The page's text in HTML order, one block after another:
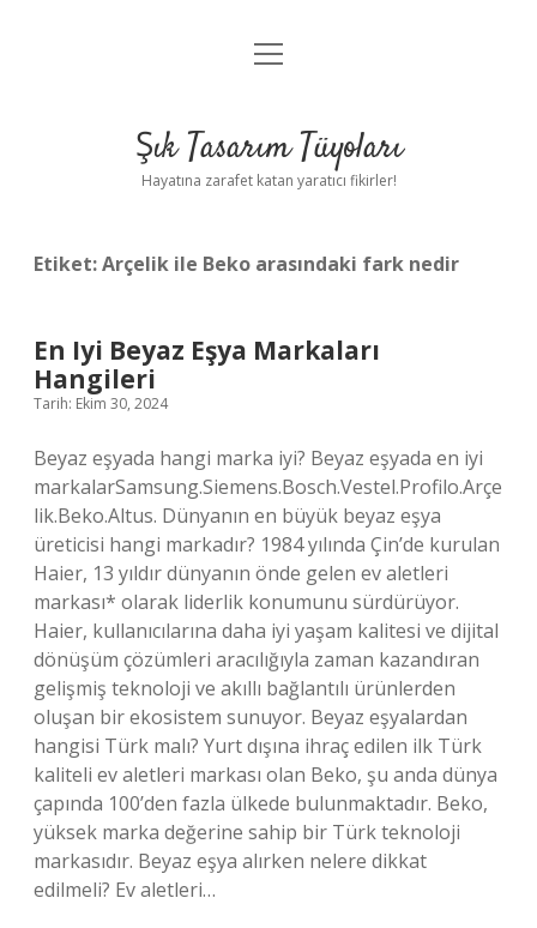
Anasayfa
Yasal Uyarı
menüyü
Şık Tasarım Tüyoları
Hayatına zarafet katan yaratıcı fikirler!
Etiket:Arçelik ile Beko arasındaki fark nedir
En Iyi Beyaz Eşya Markaları
Hangileri
Tarih: Ekim 30, 2024
Beyaz eşyada hangi marka iyi? Beyaz eşyada en iyi
markalarSamsung.Siemens.Bosch.Vestel.Profilo.Arçe
lik.Beko.Altus. Dünyanın en büyük beyaz eşya
üreticisi hangi markadır? 1984 yılında Çin’de kurulan
Haier, 13 yıldır dünyanın önde gelen ev aletleri
markası* olarak liderlik konumunu sürdürüyor.
Haier, kullanıcılarına daha iyi yaşam kalitesi ve dijital
dönüşüm çözümleri aracılığıyla zaman kazandıran
gelişmiş teknoloji ve akıllı bağlantılı ürünlerden
oluşan bir ekosistem sunuyor. Beyaz eşyalardan
hangisi Türk malı? Yurt dışına ihraç edilen ilk Türk
kaliteli ev aletleri markası olan Beko, şu anda dünya
çapında 100’den fazla ülkede bulunmaktadır. Beko,
yüksek marka değerine sahip bir Türk teknoloji
markasıdır. Beyaz eşya alırken nelere dikkat
edilmeli? Ev aletleri…